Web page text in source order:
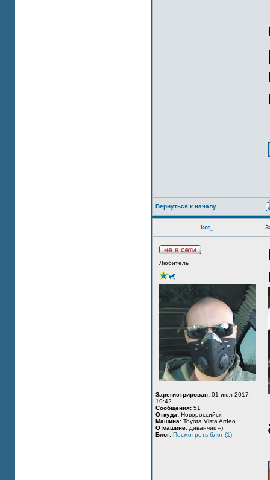
Вернуться к началу
kot_
Любитель
Зарегистрирован: 01 июл 2017,
19:42
Сообщения: 51
Откуда: Новороссийск
Машина: Toyota Vista Ardeo
О машине: диванчик =)
Блог: Посмотреть блог (1)